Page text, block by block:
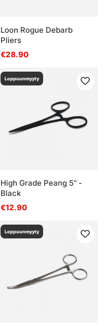
Loon Rogue Debarb
Pliers
€28.90
Loppuunmyyty
High Grade Peang 5'' -
Black
€12.90
Loppuunmyyty